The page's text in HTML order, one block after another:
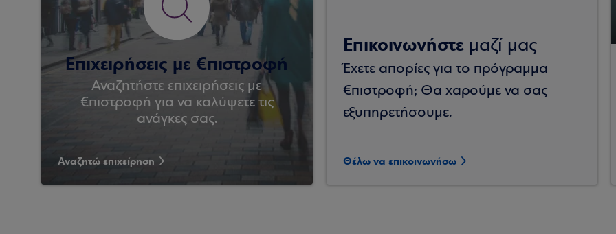
Επιχειρήσεις με €πιστροφή
Αναζητήστε επιχειρήσεις με
€πιστροφή για να καλύψετε τις
ανάγκες σας.
Αναζητώ επιχείρηση
Επικοινωνήστε μαζί μας
Έχετε απορίες για το πρόγραμμα
€πιστροφή; Θα χαρούμε να σας
εξυπηρετήσουμε.
Θέλω να επικοινωνήσω